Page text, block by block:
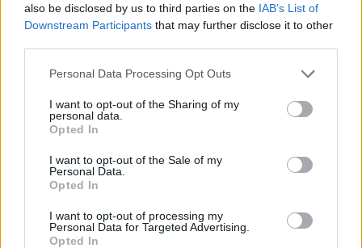
also be disclosed by us to third parties on the IAB’s List of
Downstream Participants that may further disclose it to other
Personal Data Processing Opt Outs
I want to opt-out of the Sharing of my
personal data.
Opted In
I want to opt-out of the Sale of my
Personal Data.
Opted In
I want to opt-out of processing my
Personal Data for Targeted Advertising.
Opted In
trejus metus augo. Bendrovė mums atrodo
patraukli ir dėl turimų 490 ha nuosavos
dirbamos žemės plotus iki 20 tūkst. ha,
įsigyjant perspektyvias žemės ūkio įmones.
Labūnavos žemės ūkio bendrovė mūsų
Grupės dirbamos žemės plotą padidino iki
14, 2 tūkst. ha“, - sako AB „Linas Agro Group“
generalinio direktoriaus pavaduotojas
Andrius Pranckevičius.